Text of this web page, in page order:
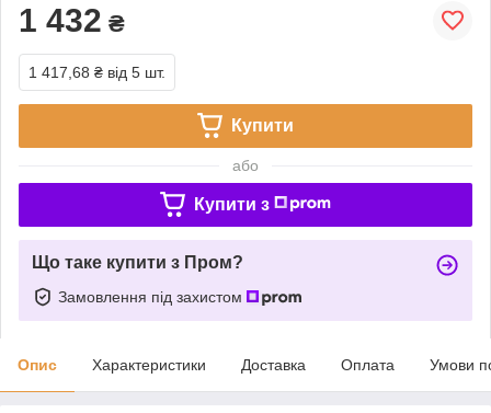
1 432 ₴
1 417,68 ₴ від 5 шт.
Купити
або
Купити з
Що таке купити з Пром?
Замовлення під захистом
Опис Характеристики Доставка Оплата Умови